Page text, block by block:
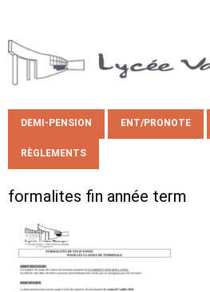
DEMI-PENSION ENT/PRONOTE
RÈGLEMENTS
formalites fin année term